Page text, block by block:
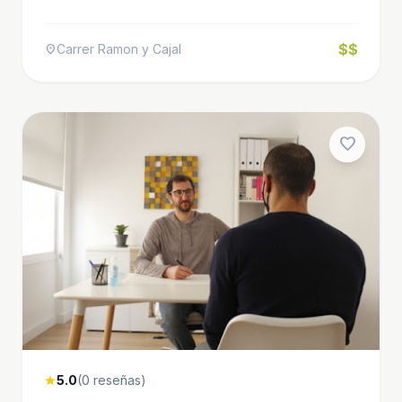
location_onCarrer Ramon y Cajal $$
favorite
star5.0(0 reseñas)